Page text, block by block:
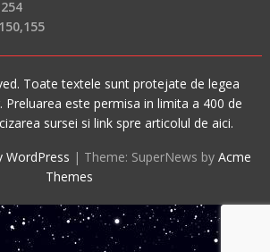
150,155
Toate textele sunt protejate de legea
Preluarea este permisa in limita a 400 de
sursei si link spre articolul de aici.
WordPress | Theme: SuperNews byAcme
Themes